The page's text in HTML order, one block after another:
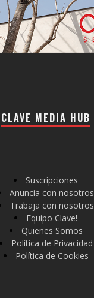
CLAVE MEDIA HUB
Suscripciones
Anuncia con nosotros
Trabaja con nosotros
Equipo Clave!
Quienes Somos
Política de Privacidad
Política de Cookies